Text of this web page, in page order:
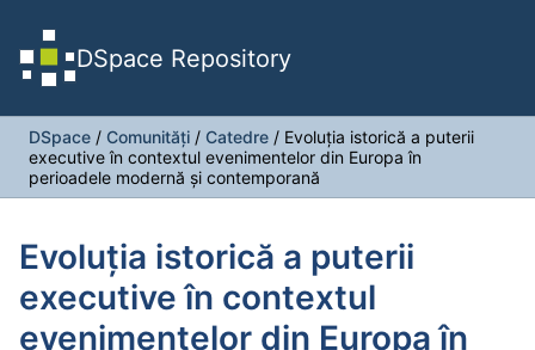
DSpace Repository
DSpace / Comunități / Catedre / Evoluția istorică a puterii
executive în contextul evenimentelor din Europa în
perioadele modernă și contemporană
Evoluția istorică a puterii
executive în contextul
evenimentelor din Europa în